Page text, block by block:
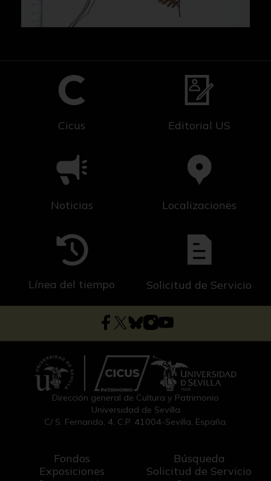
Cicus Editorial US
Noticias Localizaciones
Línea del tiempo Solicitud de Servicio
Dirección general de Cultura y Patrimonio
Universidad de Sevilla
C/ S. Fernando, 4, C.P. 41004-Sevilla, España.
Fondos
Exposiciones
Búsqueda
Solicitud de Servicio